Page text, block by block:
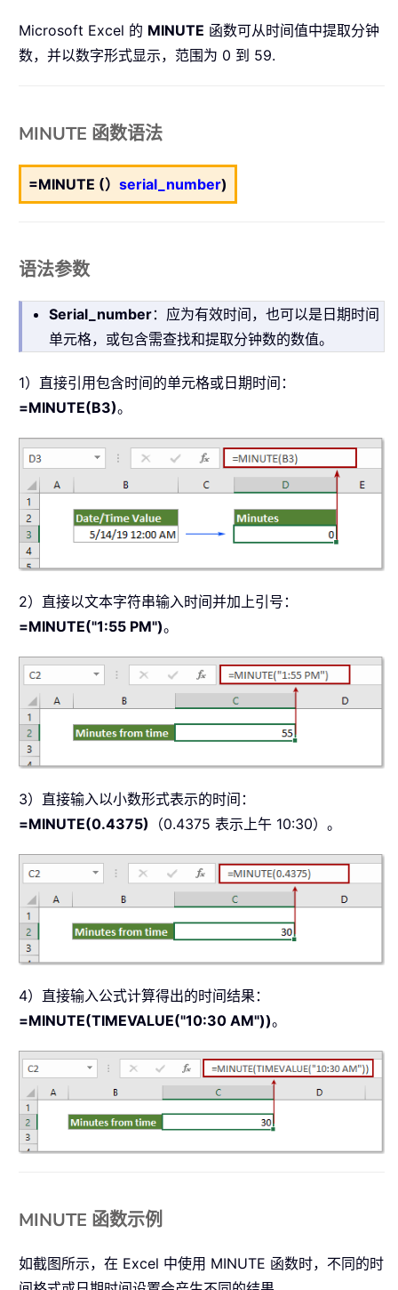
Microsoft Excel 的 MINUTE 函数可从时间值中提取分钟
数，并以数字形式显示，范围为 0 到 59.
MINUTE 函数语法
=MINUTE (） serial_number)
语法参数
Serial_number：应为有效时间，也可以是日期时间
单元格，或包含需查找和提取分钟数的数值。
1）直接引用包含时间的单元格或日期时间：
=MINUTE(B3)。
2）直接以文本字符串输入时间并加上引号：
=MINUTE("1:55 PM")。
3）直接输入以小数形式表示的时间：
=MINUTE(0.4375) （0.4375 表示上午 10:30）。
4）直接输入公式计算得出的时间结果：
=MINUTE(TIMEVALUE("10:30 AM"))。
MINUTE 函数示例
如截图所示，在 Excel 中使用 MINUTE 函数时，不同的时